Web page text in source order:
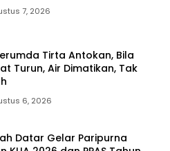
7, 2026
Tirta Antokan, Bila
Turun, Air Dimatikan, Tak
6, 2026
Datar Gelar Paripurna